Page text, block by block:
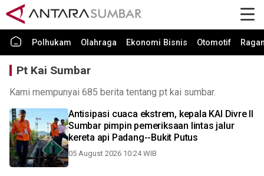
Polhukam Olahraga Ekonomi Bisnis Otomotif
Pt Kai Sumbar
Kami mempunyai 685 berita tentang pt kai sumbar.
Antisipasi cuaca ekstrem, kepala KAI Divre II
Sumbar pimpin pemeriksaan lintas jalur
kereta api Padang--Bukit Putus
05 August 2026 10:24 WIB